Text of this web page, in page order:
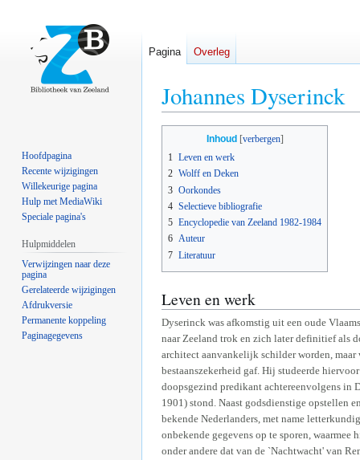
Johannes Dyserinck
navigatie
springen
zoeken
springen
Inhoud
1 Leven en werk
2 Wolff en Deken
3 Oorkondes
4 Selectieve bibliografie
5 Encyclopedie van Zeeland 1982-1984
6 Auteur
7 Literatuur
Leven en werk
Dyserinck was afkomstig uit een oude
naar Zeeland trok en zich later definitief als
architect aanvankelijk schilder worden,
bestaanszekerheid gaf. Hij studeerde
doopsgezind predikant achtereenvolgens in
1901) stond. Naast godsdienstige opstellen
bekende Nederlanders, met name
onbekende gegevens op te sporen,
onder andere dat van de `Nachtwacht' van
Pagina Overleg
Hoofdpagina
Recente wijzigingen
Willekeurige pagina
Hulp met MediaWiki
Speciale pagina's
Hulpmiddelen
Verwijzingen naar deze
pagina
Gerelateerde wijzigingen
Afdrukversie
Permanente koppeling
Paginagegevens